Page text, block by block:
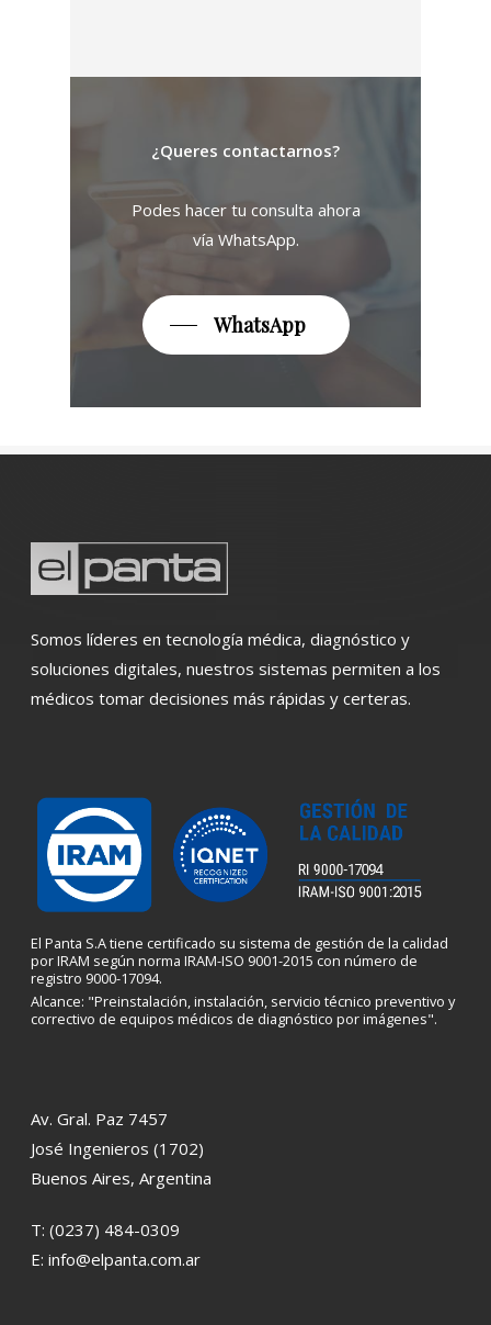
¿Queres contactarnos?
Podes hacer tu consulta ahora
vía WhatsApp.
WhatsApp
Somos líderes en tecnología médica, diagnóstico y
soluciones digitales, nuestros sistemas permiten a los
médicos tomar decisiones más rápidas y certeras.
El Panta S.A tiene certificado su sistema de gestión de la calidad
por IRAM según norma IRAM-ISO 9001-2015 con número de
registro 9000-17094.
Alcance: "Preinstalación, instalación, servicio técnico preventivo y
correctivo de equipos médicos de diagnóstico por imágenes".
Av. Gral. Paz 7457
José Ingenieros (1702)
Buenos Aires, Argentina
T: (0237) 484-0309
E: info@elpanta.com.ar